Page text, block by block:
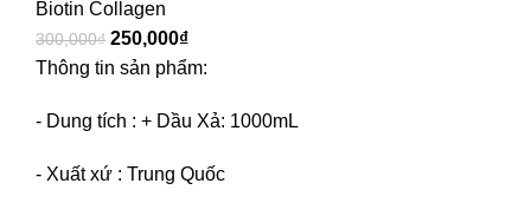
Biotin Collagen
300,000₫ 250,000₫
Thông tin sản phẩm:
- Dung tích : + Dầu Xả: 1000mL
- Xuất xứ : Trung Quốc